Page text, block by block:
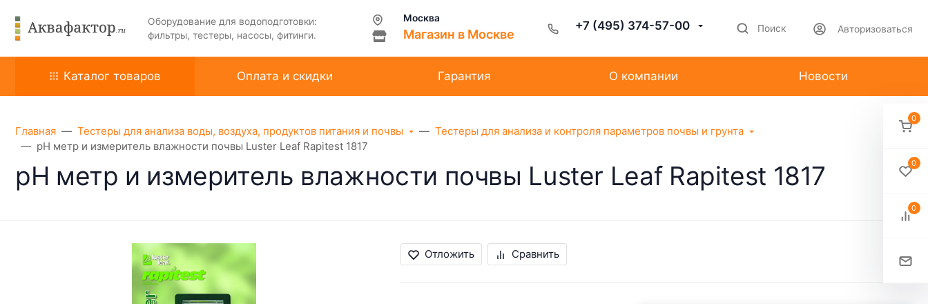
Оборудование для водоподготовки:
фильтры, тестеры, насосы, фитинги.
Москва
Магазин в Москве
+7 (495) 374-57-00 Поиск Авторизоваться
Каталог товаров Оплата и скидки Гарантия О компании Новости
Главная Тестеры для анализа воды, воздуха, продуктов питания и почвы
Тестеры для анализа и контроля параметров почвы и грунта
pH метр и измеритель влажности почвы Luster Leaf Rapitest 1817
pH метр и измеритель влажности почвы Luster Leaf Rapitest 1817
Отложить Сравнить
0
0
0